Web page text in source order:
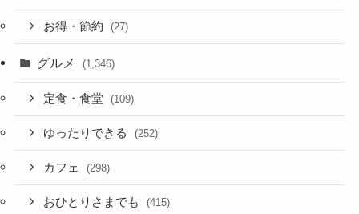
お得・節約 (27)
グルメ (1,346)
定食・食堂 (109)
ゆったりできる (252)
カフェ (298)
おひとりさまでも (415)